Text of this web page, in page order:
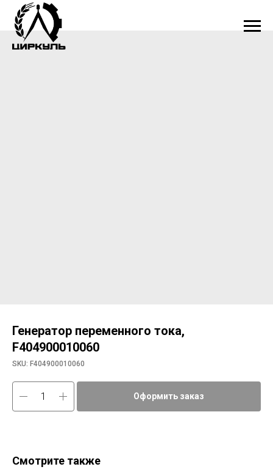
Генератор переменного тока,
F404900010060
SKU: F404900010060
Оформить заказ
Смотрите также